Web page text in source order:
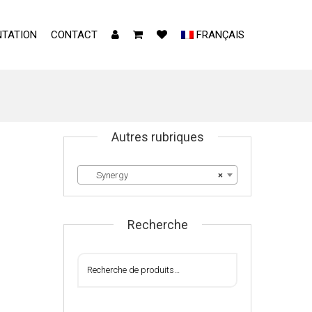
CONTACT FRANÇAIS
Autres rubriques
×
Synergy
Recherche